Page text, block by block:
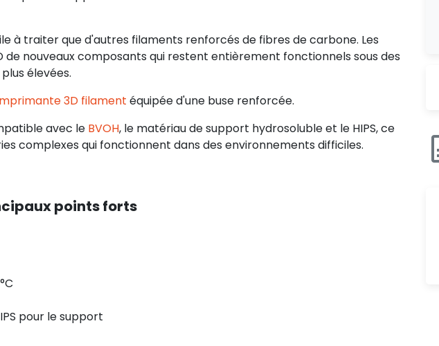
à traiter que d'autres filaments renforcés de fibres de carbone. Les
nouveaux composants qui restent entièrement fonctionnels sous des
élevées.
3D filament équipée d'une buse renforcée.
avec le BVOH, le matériau de support hydrosoluble et le HIPS, ce
complexes qui fonctionnent dans des environnements difficiles.
points forts
pour le support